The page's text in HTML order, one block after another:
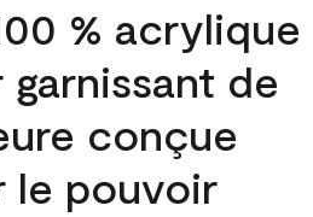
% acrylique
de
conçue
le pouvoir